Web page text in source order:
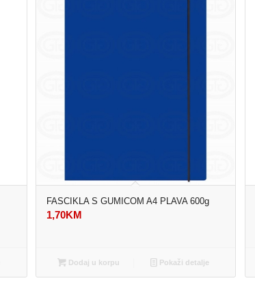
FASCIKLA S GUMICOM A4 PLAVA 600g
1,70KM
Dodaj u korpu Pokaži detalje